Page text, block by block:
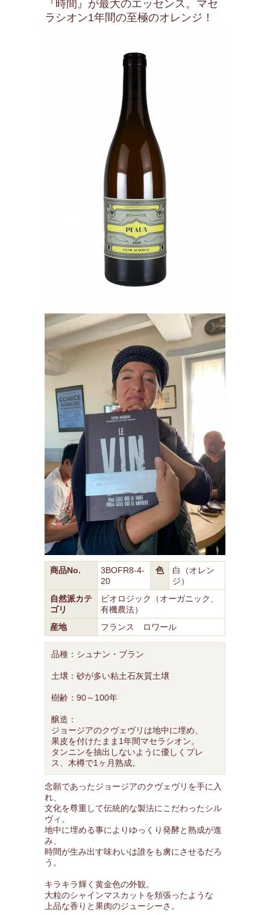
『時間』が最大のエッセンス。マセ
ラシオン1年間の至極のオレンジ！
商品No.
3BOFR8-4-
20
色
白（オレン
ジ）
自然派カテ
ゴリ
ビオロジック（オーガニック、
有機農法）
産地
フランス ロワール
品種：シュナン・ブラン
土壌：砂が多い粘土石灰質土壌
樹齢：90～100年
醸造：
ジョージアのクヴェヴリは地中に埋め、
果皮を付けたまま1年間マセラシオン。
タンニンを抽出しないように優しくプレ
ス、木樽で1ヶ月熟成。
念願であったジョージアのクヴェヴリを手に入
れ、
文化を尊重して伝統的な製法にこだわったシル
ヴィ。
地中に埋める事によりゆっくり発酵と熟成が進
み、
時間が生み出す味わいは誰をも虜にさせるだろ
う。
キラキラ輝く黄金色の外観。
大粒のシャインマスカットを頬張ったような
上品な香りと果肉のジューシーさ。